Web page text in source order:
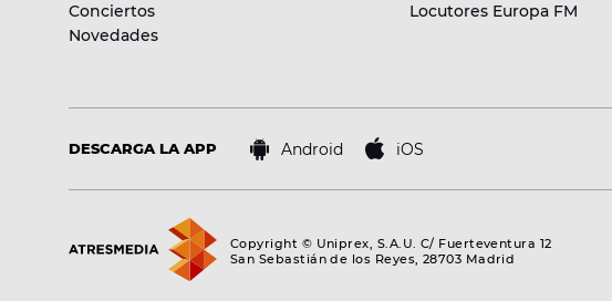
Conciertos
Novedades
Locutores Europa FM
DESCARGA LA APP Android iOS
Copyright © Uniprex, S.A.U. C/ Fuerteventura 12
San Sebastián de los Reyes, 28703 Madrid